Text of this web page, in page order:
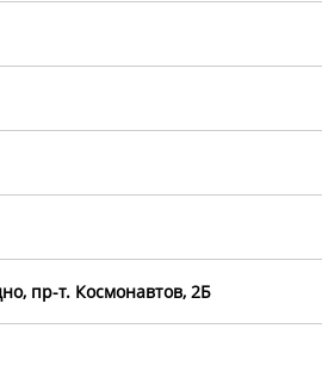
пр-т. Космонавтов, 2Б